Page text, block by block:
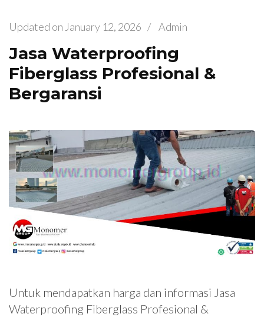
Updated on January 12, 2026 / Admin
Jasa Waterproofing
Fiberglass Profesional &
Bergaransi
Untuk mendapatkan harga dan informasi Jasa
Waterproofing Fiberglass Profesional &